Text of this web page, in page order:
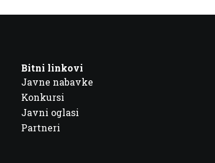
Bitni linkovi
Javne nabavke
Konkursi
Javni oglasi
Partneri